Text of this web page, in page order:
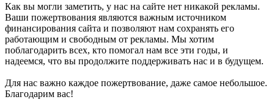
Как вы могли заметить, у нас на сайте нет никакой рекламы.
Ваши пожертвования являются важным источником
финансирования сайта и позволяют нам сохранять его
работающим и свободным от рекламы. Мы хотим
поблагодарить всех, кто помогал нам все эти годы, и
надеемся, что вы продолжите поддерживать нас и в будущем.
Для нас важно каждое пожертвование, даже самое небольшое.
Благодарим вас!